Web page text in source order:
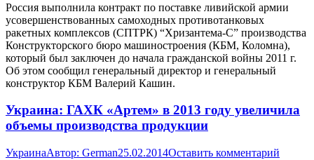
Россия выполнила контракт по поставке ливийской армии
усовершенствованных самоходных противотанковых
ракетных комплексов (СПТРК) “Хризантема-С” производства
Конструкторского бюро машиностроения (КБМ, Коломна),
который был заключен до начала гражданской войны 2011 г.
Об этом сообщил генеральный директор и генеральный
конструктор КБМ Валерий Кашин.
Украина: ГАХК «Артем» в 2013 году увеличила
объемы производства продукции
УкраинаАвтор: German25.02.2014Оставить комментарий